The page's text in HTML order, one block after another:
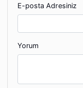
E-posta Adresiniz
Yorum